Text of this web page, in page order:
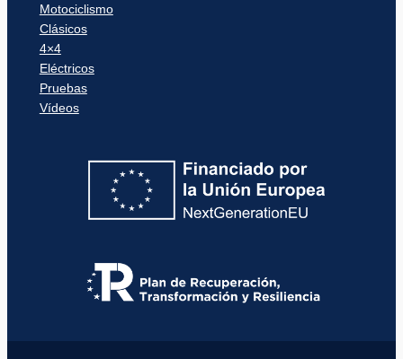
Motociclismo
Clásicos
4×4
Eléctricos
Pruebas
Vídeos